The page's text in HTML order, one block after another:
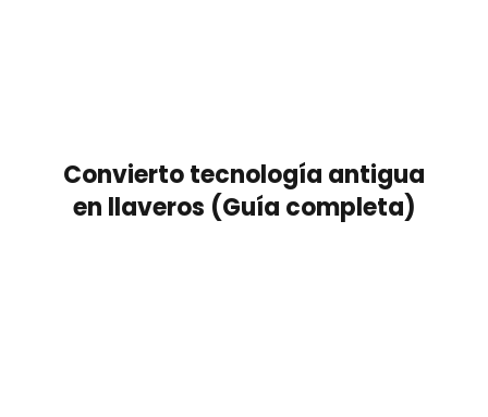
Convierto tecnología antigua
en llaveros (Guía completa)